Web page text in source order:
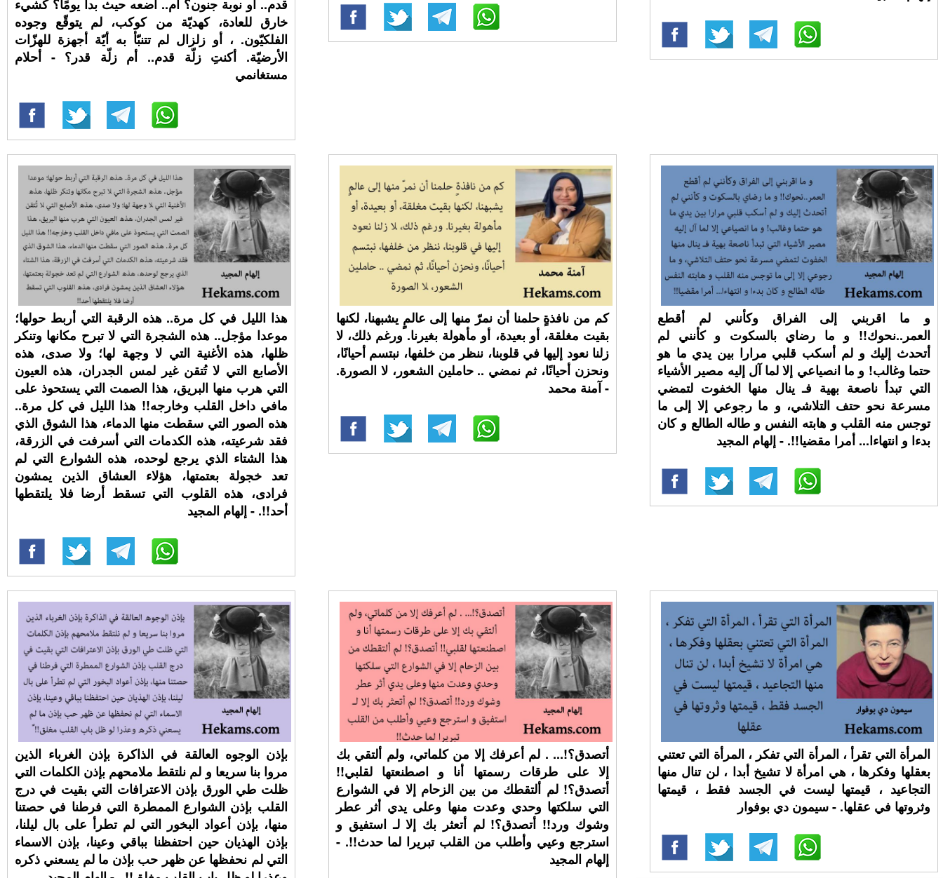
قدم.. أو نوبة جنون؟ أم.. أضعه حيث بدأ يومًا؟ كشيء
خارق للعادة، كهديّة من كوكب، لم يتوقّع وجوده
الفلكيّون. ، أو زلزال لم تتنبّأ به أيّة أجهزة للهزّات
الأرضيّة. أكنتِ زلّة قدم.. أم زلّة قدر؟ - أحلام
مستغانمي
هذا الليل في كل مرة.. هذه الرقبة التي أربط حولها؛
موعدا مؤجل.. هذه الشجرة التي لا تبرح مكانها وتنكر
ظلها، هذه الأغنية التي لا وجهة لها؛ ولا صدى، هذه
الأصابع التي لا تُتقن غير لمس الجدران، هذه العيون
التي هرب منها البريق، هذا الصمت التي يستحوذ على
مافي داخل القلب وخارجه!! هذا الليل في كل مرة..
هذه الصور التي سقطت منها الدماء، هذا الشوق الذي
فقد شرعيته، هذه الكدمات التي أسرفت في الزرقة،
هذا الشتاء الذي يرجع لوحده، هذه الشوارع التي لم
تعد خجولة بعتمتها، هؤلاء العشاق الذين يمشون
فرادى، هذه القلوب التي تسقط أرضا فلا يلتقطها
أحد!!. - إلهام المجيد
كم من نافذةٍ حلمنا أن نمرّ منها إلى عالمٍ يشبهنا، لكنها
بقيت مغلقة، أو بعيدة، أو مأهولة بغيرنا. ورغم ذلك، لا
زلنا نعود إليها في قلوبنا، ننظر من خلفها، نبتسم أحيانًا،
ونحزن أحيانًا، ثم نمضي .. حاملين الشعور، لا الصورة.
- آمنة محمد
و ما اقربني إلى الفراق وكأنني لم أقطع
العمر..نحوك!! و ما رضاي بالسكوت و كأنني لم
أتحدث إليك و لم أسكب قلبي مرارا بين يدي ما هو
حتما وغالب! و ما انصياعي إلا لما آل إليه مصير الأشياء
التي تبدأ ناصعة بهية فـ ينال منها الخفوت لتمضي
مسرعة نحو حتف التلاشي، و ما رجوعي إلا إلى ما
توجس منه القلب و هابته النفس و طاله الطالع و كان
بدءا و انتهاءا... أمرا مقضيا!!. - إلهام المجيد
بإذن الوجوه العالقة في الذاكرة بإذن الغرباء الذين
مروا بنا سريعا و لم نلتقط ملامحهم بإذن الكلمات التي
ظلت طي الورق بإذن الاعترافات التي بقيت في درج
القلب بإذن الشوارع الممطرة التي فرطنا في حصتنا
منها، بإذن أعواد البخور التي لم تطرأ على بال ليلنا،
بإذن الهذيان حين احتفظنا بباقي وعينا، بإذن الاسماء
التي لم نحفظها عن ظهر حب بإذن ما لم يسعني ذكره
أتصدق؟!... . لم أعرفك إلا من كلماتي، ولم ألتقي بك
إلا على طرقات رسمتها أنا و اصطنعتها لقلبي!!
أتصدق؟! لم ألتقطك من بين الزحام إلا في الشوارع
التي سلكتها وحدي وعدت منها وعلى يدي أثر عطر
وشوك ورد!! أتصدق؟! لم أتعثر بك إلا لـ استفيق و
استرجع وعيي وأطلب من القلب تبريرا لما حدث!!. -
إلهام المجيد
المرأة التي تقرأ ، المرأة التي تفكر ، المرأة التي تعتني
بعقلها وفكرها ، هي امرأة لا تشيخ أبدا ، لن تنال منها
التجاعيد ، قيمتها ليست في الجسد فقط ، قيمتها
وثروتها في عقلها. - سيمون دي بوفوار